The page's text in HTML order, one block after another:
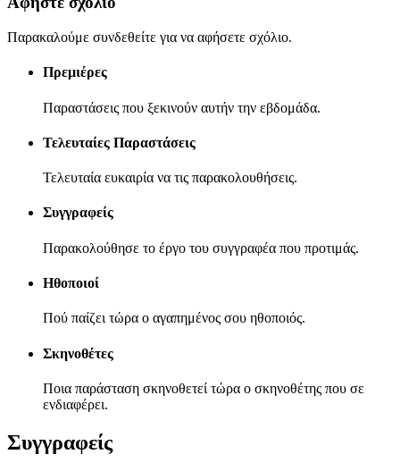
Παρακαλούμε συνδεθείτε για να αφήσετε σχόλιο.
Πρεμιέρες
Παραστάσεις που ξεκινούν αυτήν την εβδομάδα.
Τελευταίες Παραστάσεις
Τελευταία ευκαιρία να τις παρακολουθήσεις.
Συγγραφείς
Παρακολούθησε το έργο του συγγραφέα που προτιμάς.
Ηθοποιοί
Πού παίζει τώρα ο αγαπημένος σου ηθοποιός.
Σκηνοθέτες
Ποια παράσταση σκηνοθετεί τώρα ο σκηνοθέτης που σε
ενδιαφέρει.
Συγγραφείς